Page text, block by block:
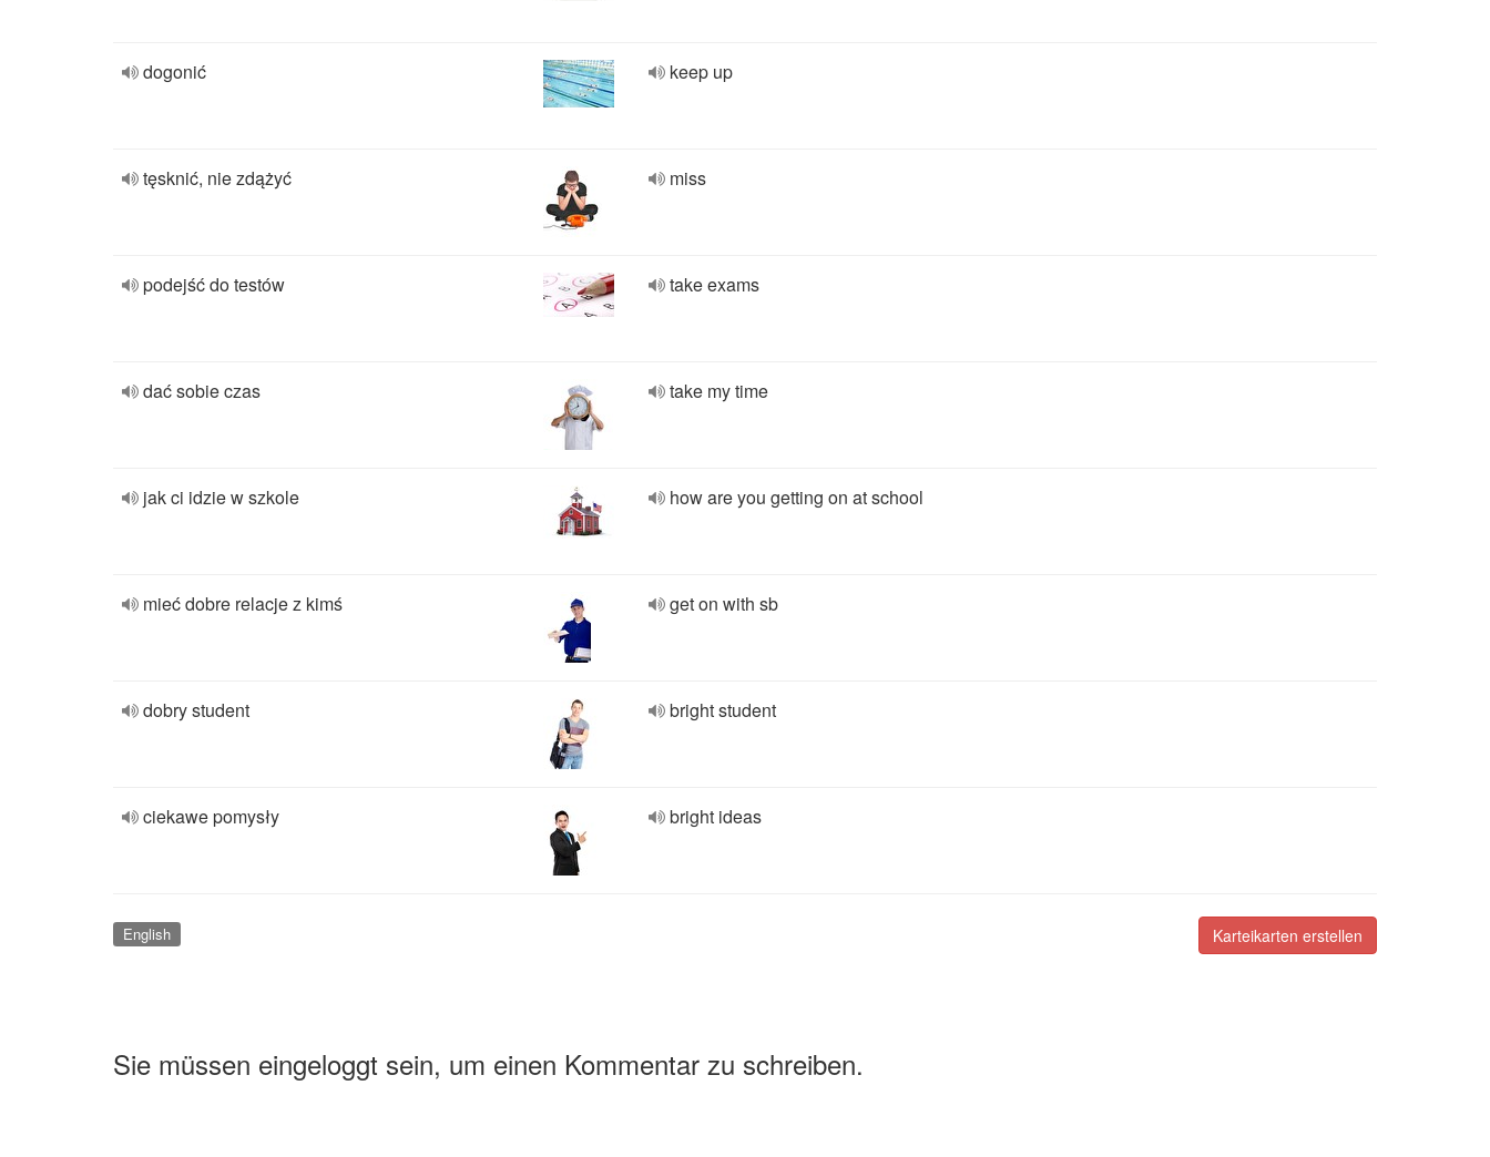
dogonić keep up
tęsknić, nie zdążyć miss
podejść do testów take exams
dać sobie czas take my time
jak ci idzie w szkole how are you getting on at school
mieć dobre relacje z kimś get on with sb
dobry student bright student
ciekawe pomysły bright ideas
Karteikarten erstellen
English
Sie müssen eingeloggt sein, um einen Kommentar zu schreiben.